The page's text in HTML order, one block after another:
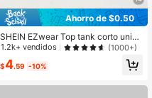
Ahorro de $0.50
SHEIN EZwear Top tank corto unico
lor
1.2k+ vendidos (1000+)
$4.59 -10%